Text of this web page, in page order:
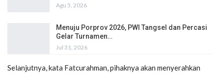
Agu 5, 2026
Menuju Porprov 2026, PWI Tangsel dan Percasi
Gelar Turnamen…
Jul 31, 2026
Selanjutnya, kata Fatcurahman, pihaknya akan menyerahkan